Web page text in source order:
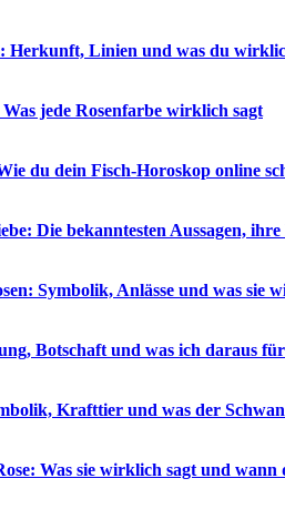
Herkunft, Linien und was du
jede Rosenfarbe wirklich sagt
du dein Fisch-Horoskop online
Die bekanntesten Aussagen,
Symbolik, Anlässe und was sie
Botschaft und was ich daraus
Krafttier und was der
Was sie wirklich sagt und wann